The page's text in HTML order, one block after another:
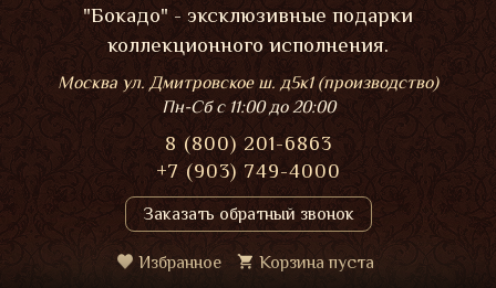
"Бокадо" - эксклюзивные подарки
коллекционного исполнения.
Москва ул. Дмитровское ш. д5к1 (производство)
Пн-Сбс 11:00 до 20:00
8 (800) 201-6863
+7 (903) 749-4000
Заказать обратный звонок
Избранное Корзина пуста